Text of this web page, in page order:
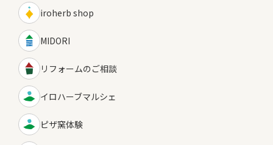
iroherb shop
MIDORI
リフォームのご相談
イロハーブマルシェ
ピザ窯体験